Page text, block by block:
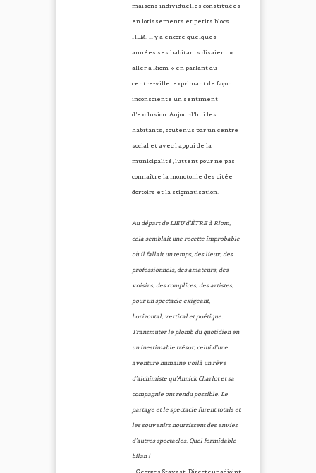
maisons individuelles constituées
en lotissements et petits blocs
HLM. Il y a encore quelques
années ses habitants disaient «
aller à Riom » en parlant du
centre-ville, exprimant de façon
inconsciente un sentiment
d’exclusion. Aujourd’hui les
habitants, soutenus par un centre
social et avec l’appui de la
municipalité, luttent pour ne pas
connaître la monotonie des citée
dortoirs et la stigmatisation.
Au départ de LIEU d’ÊTRE à Riom,
cela semblait une recette improbable
où il fallait un temps, des lieux, des
professionnels, des amateurs, des
voisins, des complices, des artistes,
pour un spectacle exigeant,
horizontal, vertical et poétique.
Transmuter le plomb du quotidien en
un inestimable trésor, celui d’une
aventure humaine voilà un rêve
d’alchimiste qu’Annick Charlot et sa
compagnie ont rendu possible. Le
partage et le spectacle furent totals et
les souvenirs nourrissent des envies
d’autres spectacles. Quel formidable
bilan !